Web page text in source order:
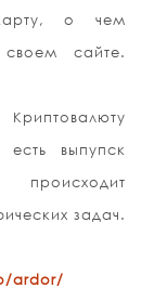
о чем
сайте.
выпупск
задач.
ardor/